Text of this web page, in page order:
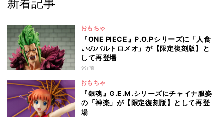
新着記事
おもちゃ
『ONE PIECE』P.O.Pシリーズに「人食
いのバルトロメオ」が【限定復刻版】と
して再登場
9分前
おもちゃ
『銀魂』G.E.M.シリーズにチャイナ服姿
の「神楽」が【限定復刻版】として再登
場